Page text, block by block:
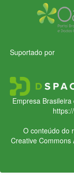
Suportado por
Empresa
O conteúdo do
Creative Commons